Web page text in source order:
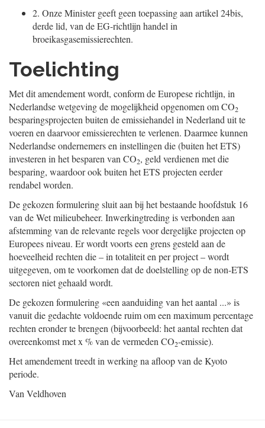
2. Onze Minister geeft geen toepassing aan artikel 24bis,
derde lid, van de EG-richtlijn handel in
broeikasgasemissierechten.
Toelichting
Met dit amendement wordt, conform de Europese richtlijn, in
Nederlandse wetgeving de mogelijkheid opgenomen om CO2
besparingsprojecten buiten de emissiehandel in Nederland uit te
voeren en daarvoor emissierechten te verlenen. Daarmee kunnen
Nederlandse ondernemers en instellingen die (buiten het ETS)
investeren in het besparen van CO2, geld verdienen met die
besparing, waardoor ook buiten het ETS projecten eerder
rendabel worden.
De gekozen formulering sluit aan bij het bestaande hoofdstuk 16
van de Wet milieubeheer. Inwerkingtreding is verbonden aan
afstemming van de relevante regels voor dergelijke projecten op
Europees niveau. Er wordt voorts een grens gesteld aan de
hoeveelheid rechten die – in totaliteit en per project – wordt
uitgegeven, om te voorkomen dat de doelstelling op de non-ETS
sectoren niet gehaald wordt.
De gekozen formulering «een aanduiding van het aantal ...» is
vanuit die gedachte voldoende ruim om een maximum percentage
rechten eronder te brengen (bijvoorbeeld: het aantal rechten dat
overeenkomst met x % van de vermeden CO2-emissie).
Het amendement treedt in werking na afloop van de Kyoto
periode.
Van Veldhoven